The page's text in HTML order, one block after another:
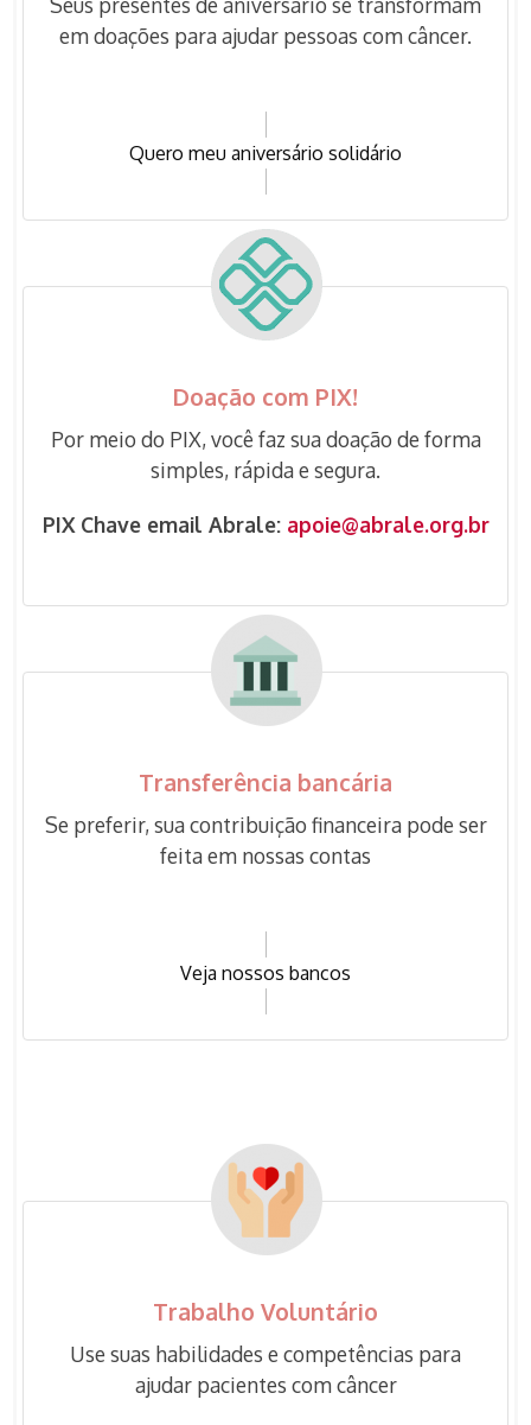
em doações para ajudar pessoas com câncer.
Quero meu aniversário solidário
Doação com PIX!
Por meio do PIX, você faz sua doação de forma
simples, rápida e segura.
PIX Chave email Abrale: apoie@abrale.org.br
Transferência bancária
Se preferir, sua contribuição financeira pode ser
feita em nossas contas
Veja nossos bancos
Trabalho Voluntário
Use suas habilidades e competências para
ajudar pacientes com câncer